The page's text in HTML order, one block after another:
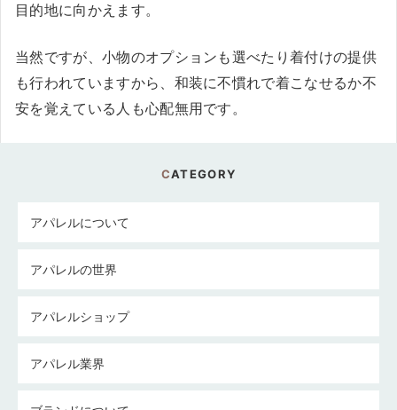
目的地に向かえます。
当然ですが、小物のオプションも選べたり着付けの提供
も行われていますから、和装に不慣れで着こなせるか不
安を覚えている人も心配無用です。
CATEGORY
アパレルについて
アパレルの世界
アパレルショップ
アパレル業界